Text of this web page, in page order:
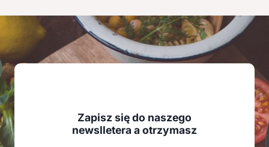
Zapisz się do naszego
newslletera a otrzymasz